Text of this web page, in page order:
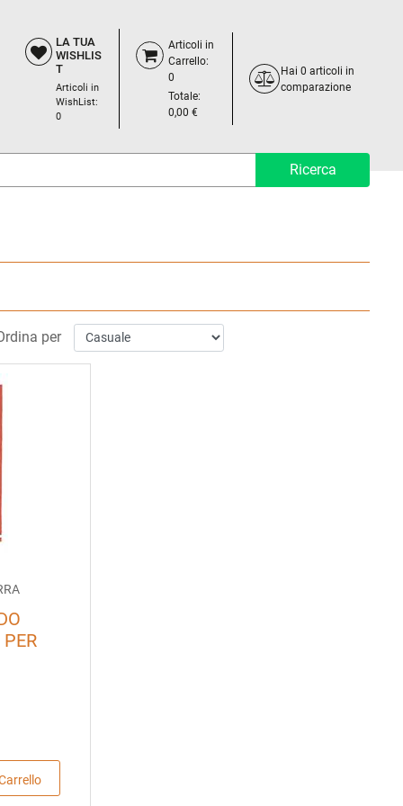
LA TUA
WISHLIS
T
Articoli in
WishList:
0
Articoli in
Carrello:
0
Totale:
0,00 €
Hai 0 articoli in
comparazione
per